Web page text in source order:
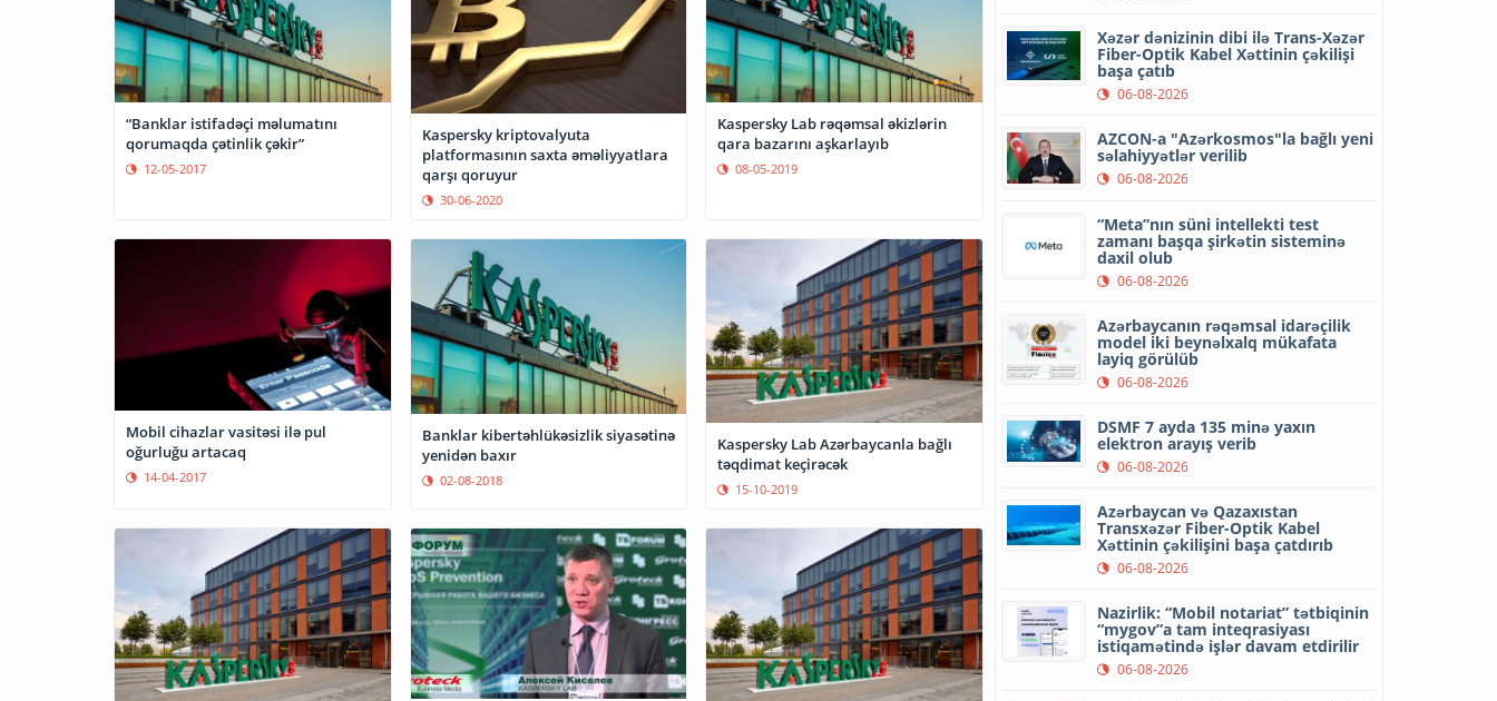
“Banklar istifadəçi məlumatını
qorumaqda çətinlik çəkir”
12-05-2017
Kaspersky kriptovalyuta
platformasının saxta əməliyyatlara
qarşı qoruyur
30-06-2020
Kaspersky Lab rəqəmsal əkizlərin
qara bazarını aşkarlayıb
08-05-2019
Mobil cihazlar vasitəsi ilə pul
oğurluğu artacaq
14-04-2017
Banklar kibertəhlükəsizlik siyasətinə
yenidən baxır
02-08-2018
Kaspersky Lab Azərbaycanla bağlı
təqdimat keçirəcək
15-10-2019
Xəzər dənizinin dibi ilə Trans-Xəzər
Fiber-Optik Kabel Xəttinin çəkilişi
başa çatıb
06-08-2026
AZCON-a "Azərkosmos"la bağlı yeni
səlahiyyətlər verilib
06-08-2026
“Meta”nın süni intellekti test
zamanı başqa şirkətin sisteminə
daxil olub
06-08-2026
Azərbaycanın rəqəmsal idarəçilik
model iki beynəlxalq mükafata
layiq görülüb
06-08-2026
DSMF 7 ayda 135 minə yaxın
elektron arayış verib
06-08-2026
Azərbaycan və Qazaxıstan
Transxəzər Fiber-Optik Kabel
Xəttinin çəkilişini başa çatdırıb
06-08-2026
Nazirlik: “Mobil notariat” tətbiqinin
“mygov”a tam inteqrasiyası
istiqamətində işlər davam etdirilir
06-08-2026